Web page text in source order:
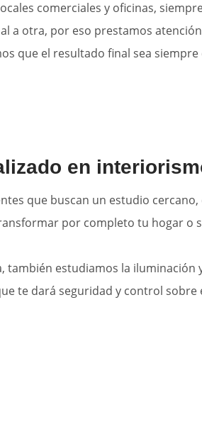
comerciales y oficinas,
a otra, por eso prestamos
que el resultado final sea
en
que buscan un estudio
por completo tu hogar
también estudiamos la
te dará seguridad y control sobre